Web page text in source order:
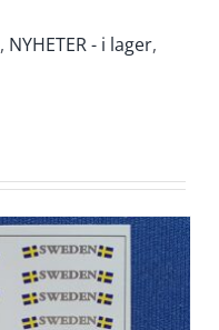
, NYHETER - i lager,